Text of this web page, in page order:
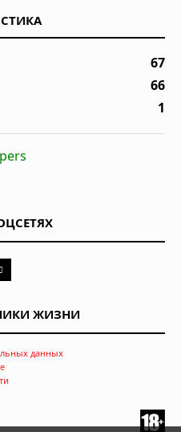
67
66
1
ЖИЗНИ
данных